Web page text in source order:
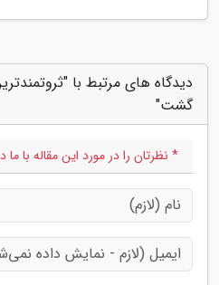
دیدگاه های مرتبط با
گشت"
* نظرتان را در مورد این مقاله با ما